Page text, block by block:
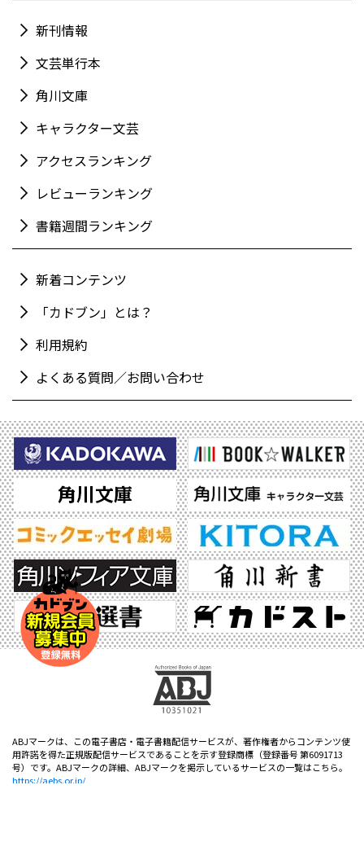
新刊情報
文芸単行本
角川文庫
キャラクター文芸
アクセスランキング
レビューランキング
書籍週間ランキング
新着コンテンツ
「カドブン」とは？
利用規約
よくある質問／お問い合わせ
ABJマークは、この電子書店・電子書籍配信サービスが、著作権者からコンテンツ使
用許諾を得た正規版配信サービスであることを示す登録商標（登録番号 第6091713
号）です。ABJマークの詳細、ABJマークを掲示しているサービスの一覧はこちら。
https://aebs.or.jp/